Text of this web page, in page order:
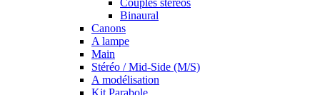
Couples stéréos
Binaural
Canons
A lampe
Main
Stéréo / Mid-Side (M/S)
A modélisation
Kit Parabole